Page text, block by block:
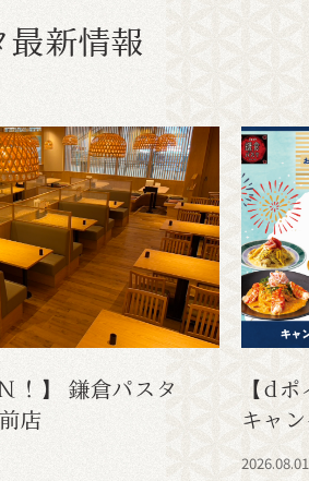
最新情報
】 鎌倉パスタ
店
【d
キャ
2026.08.01